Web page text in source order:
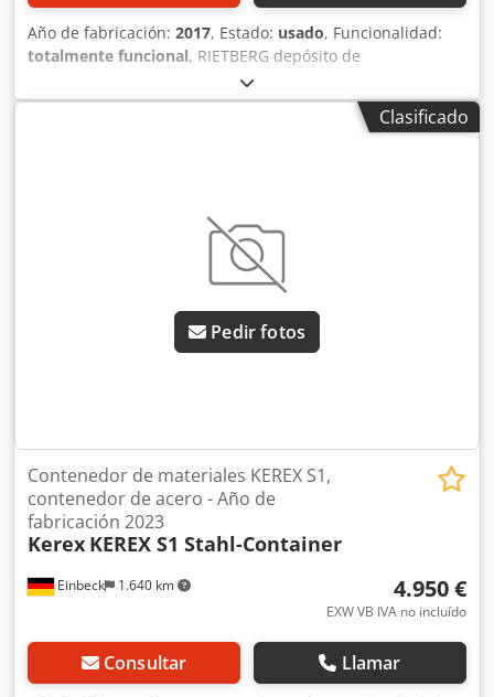
Año de fabricación: 2017, Estado: usado, Funcionalidad:
totalmente funcional, RIETBERG depósito de
almacenamiento KC 995 D III — año de fabricación 2017
Usado, procedente del parque de alquiler profesional de
Kurt König Baumaschinen GmbH, Einbeck. Dcodpsy A E
próximamente — si está interesado, contáctenos para
fotos actuales - Inspección posible en 37574 Einbeck previa
cita Precio 2.200 EUR más IVA | EXW Einbeck | Entrega
Clasificado
Pedir fotos
Einbeck 1.640 km
Contenedor de materiales KEREX S1,
contenedor de acero - Año de
fabricación 2023
Kerex KEREX S1 Stahl-Container
4.950 €
EXW VB IVA no incluído
Consultar Llamar